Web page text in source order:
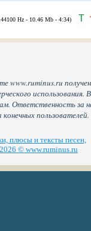
Hz - 10.46 Mb - 4:34) T
www.ruminus.ru
Ответственность за
пользователей.
плюсы и тексты песен,
© www.ruminus.ru